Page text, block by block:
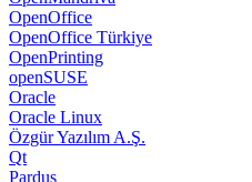
OpenOffice
OpenOffice Türkiye
OpenPrinting
openSUSE
Oracle
Oracle Linux
Özgür Yazılım A.Ş.
Qt
Pardus